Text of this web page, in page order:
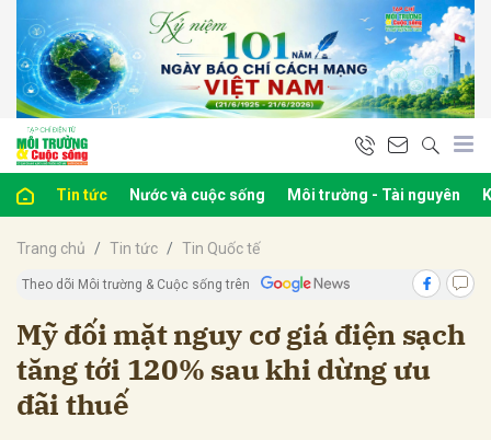
Tin tức Nước và cuộc sống Môi trường - Tài nguyên
Trang chủ Tin tức Tin Quốc tế
Theo dõi Môi trường & Cuộc sống trên
Mỹ đối mặt nguy cơ giá điện sạch
tăng tới 120% sau khi dừng ưu
đãi thuế
luận
Hủy